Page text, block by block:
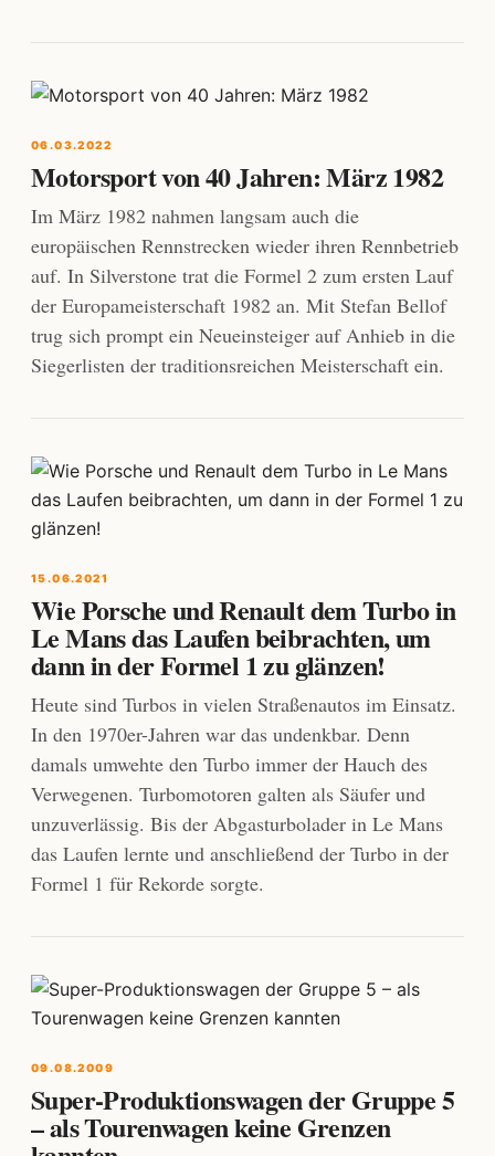
06.03.2022
Motorsport von 40 Jahren: März 1982
Im März 1982 nahmen langsam auch die
europäischen Rennstrecken wieder ihren Rennbetrieb
auf. In Silverstone trat die Formel 2 zum ersten Lauf
der Europameisterschaft 1982 an. Mit Stefan Bellof
trug sich prompt ein Neueinsteiger auf Anhieb in die
Siegerlisten der traditionsreichen Meisterschaft ein.
15.06.2021
Wie Porsche und Renault dem Turbo in
Le Mans das Laufen beibrachten, um
dann in der Formel 1 zu glänzen!
Heute sind Turbos in vielen Straßenautos im Einsatz.
In den 1970er-Jahren war das undenkbar. Denn
damals umwehte den Turbo immer der Hauch des
Verwegenen. Turbomotoren galten als Säufer und
unzuverlässig. Bis der Abgasturbolader in Le Mans
das Laufen lernte und anschließend der Turbo in der
Formel 1 für Rekorde sorgte.
09.08.2009
Super-Produktionswagen der Gruppe 5
– als Tourenwagen keine Grenzen